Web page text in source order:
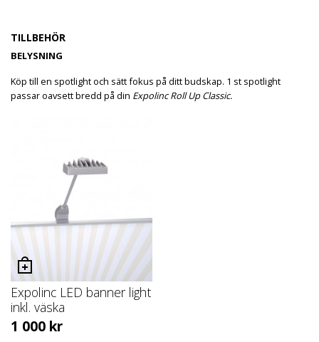
TILLBEHÖR
BELYSNING
Köp till en spotlight och sätt fokus på ditt budskap. 1 st spotlight
passar oavsett bredd på din Expolinc Roll Up Classic.
Expolinc LED banner light
inkl. väska
1 000 kr